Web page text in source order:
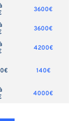
3600€
3600€
4200€
140€
4000€